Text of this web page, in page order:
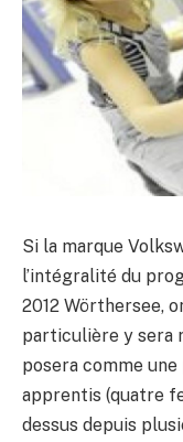
Si la marque
l’intégralité du
2012 Wörthersee,
particulière y sera
posera comme
apprentis (quatre
dessus depuis